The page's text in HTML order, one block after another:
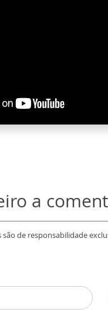
a
são de responsabilidade